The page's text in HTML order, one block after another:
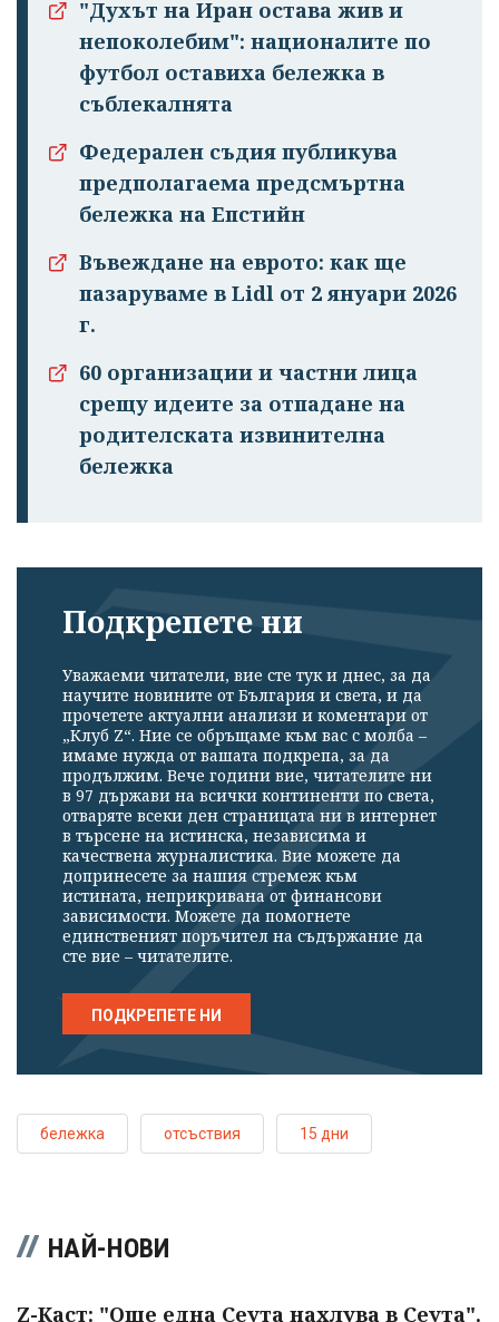
излязохте от
профила си!
"Духът на Иран остава жив и
непоколебим": националите по
футбол оставиха бележка в
съблекалнята
Федерален съдия публикува
предполагаема предсмъртна
бележка на Епстийн
Въвеждане на еврото: как ще
пазаруваме в Lidl от 2 януари 2026
г.
60 организации и частни лица
срещу идеите за отпадане на
родителската извинителна
бележка
Подкрепете ни
Уважаеми читатели, вие сте тук и днес, за да
научите новините от България и света, и да
прочетете актуални анализи и коментари от
„Клуб Z“. Ние се обръщаме към вас с молба –
имаме нужда от вашата подкрепа, за да
продължим. Вече години вие, читателите ни
в 97 държави на всички континенти по света,
отваряте всеки ден страницата ни в интернет
в търсене на истинска, независима и
качествена журналистика. Вие можете да
допринесете за нашия стремеж към
истината, неприкривана от финансови
зависимости. Можете да помогнете
единственият поръчител на съдържание да
сте вие – читателите.
ПОДКРЕПЕТЕ НИ
бележка отсъствия 15 дни
НАЙ-НОВИ
Z-Каст: "Още една Сеута нахлува в Сеута".